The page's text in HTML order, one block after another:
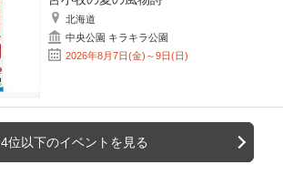
北海道
中央公園 キラキラ公園
2026年8月7日(金)～9日(日)
4位以下のイベントを見る